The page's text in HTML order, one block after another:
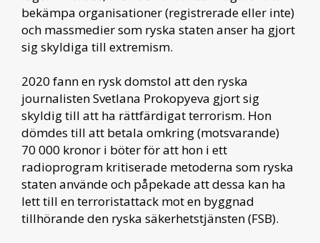
bekämpa organisationer (registrerade eller inte)
och massmedier som ryska staten anser ha gjort
sig skyldiga till extremism.
2020 fann en rysk domstol att den ryska
journalisten Svetlana Prokopyeva gjort sig
skyldig till att ha rättfärdigat terrorism. Hon
dömdes till att betala omkring (motsvarande)
70 000 kronor i böter för att hon i ett
radioprogram kritiserade metoderna som ryska
staten använde och påpekade att dessa kan ha
lett till en terroristattack mot en byggnad
tillhörande den ryska säkerhetstjänsten (FSB).